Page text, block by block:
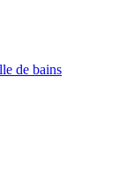
de bains